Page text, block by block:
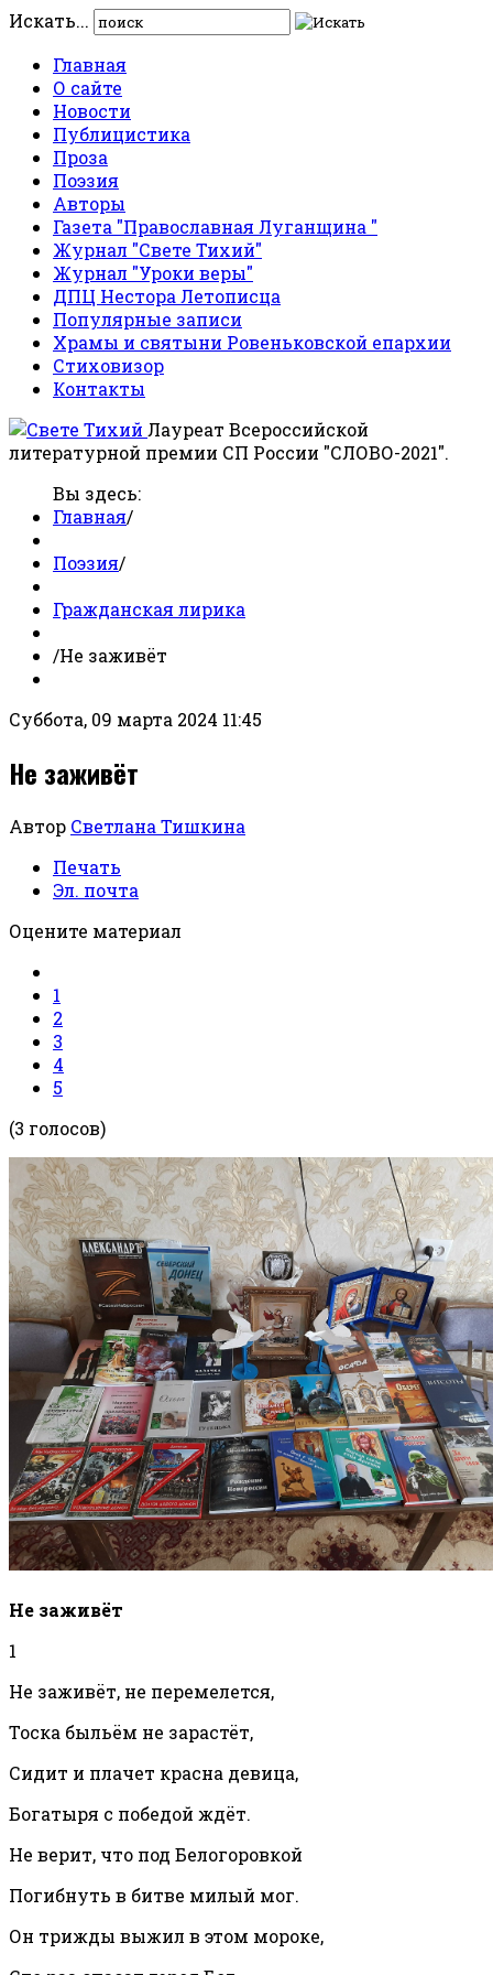
Искать...
Главная
О сайте
Новости
Публицистика
Проза
Поэзия
Авторы
Газета "Православная Луганщина "
Журнал "Свете Тихий"
Журнал "Уроки веры"
ДПЦ Нестора Летописца
Популярные записи
Храмы и святыни Ровеньковской епархии
Стиховизор
Контакты
Лауреат Всероссийской
литературной премии СП России "СЛОВО-2021".
Вы здесь:
Главная/
Поэзия/
Гражданская лирика
/Не заживёт
Суббота, 09 марта 2024 11:45
Не заживёт
Автор Светлана Тишкина
Печать
Эл. почта
Оцените материал
1
2
3
4
5
(3 голосов)
Не заживёт
1
Не заживёт, не перемелется,
Тоска быльём не зарастёт,
Сидит и плачет красна девица,
Богатыря с победой ждёт.
Не верит, что под Белогоровкой
Погибнуть в битве милый мог.
Он трижды выжил в этом мороке,